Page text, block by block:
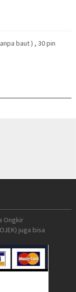
baut ) , 30 pin
Ongkir
juga bisa